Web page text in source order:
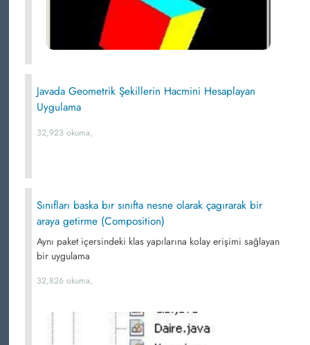
Javada Geometrik Şekillerin Hacmini Hesaplayan
Uygulama
32,923 okuma,
Sınıfları baska bır sınıfta nesne olarak çagırarak bir
araya getirme (Composition)
Aynı paket içersindeki klas yapılarına kolay erişimi sağlayan
bir uygulama
32,826 okuma,